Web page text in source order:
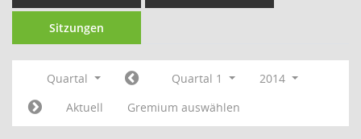
Sitzungen
Quartal Quartal 1
2014
Aktuell
Gremium auswählen